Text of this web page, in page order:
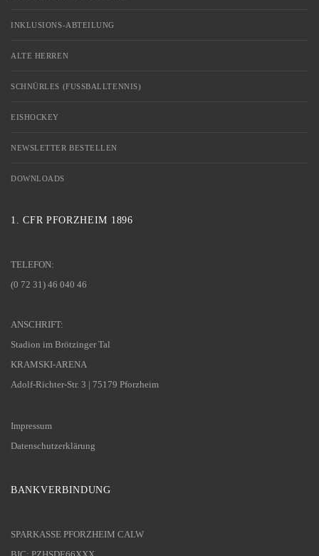
INKLUSIONS-ABTEILUNG
ALTE HERREN
SCHNÜRLES (FUSSBALLTENNIS)
EISHOCKEY
NEWSLETTER BESTELLEN
DOWNLOADS
1. CFR PFORZHEIM 1896
TELEFON:
(0 72 31) 46 040 46
ANSCHRIFT:
Stadion im Brötzinger Tal
KRAMSKI-ARENA
Adolf-Richter-Str. 3 | 75179 Pforzheim
Impressum
Datenschutzerklärung
BANKVERBINDUNG
SPARKASSE PFORZHEIM CALW